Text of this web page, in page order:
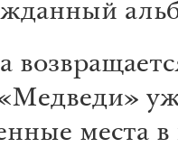
места в